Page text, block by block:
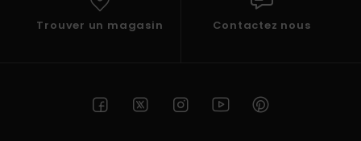
Trouver un magasin Contactez nous